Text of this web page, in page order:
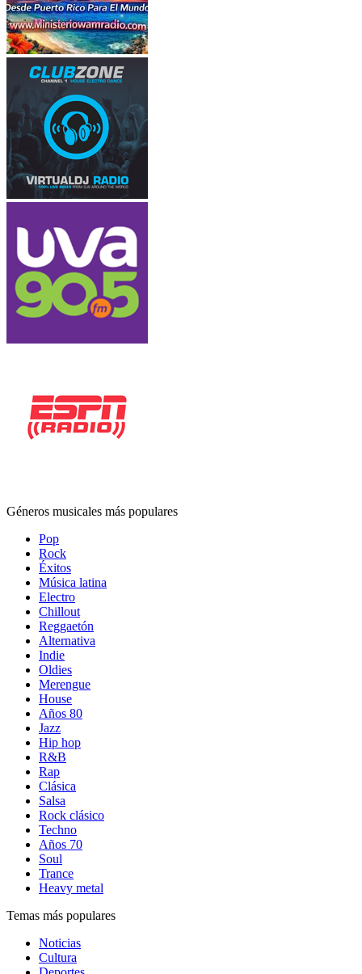
Géneros musicales más populares
Pop
Rock
Éxitos
Música latina
Electro
Chillout
Reggaetón
Alternativa
Indie
Oldies
Merengue
House
Años 80
Jazz
Hip hop
R&B
Rap
Clásica
Salsa
Rock clásico
Techno
Años 70
Soul
Trance
Heavy metal
Temas más populares
Noticias
Cultura